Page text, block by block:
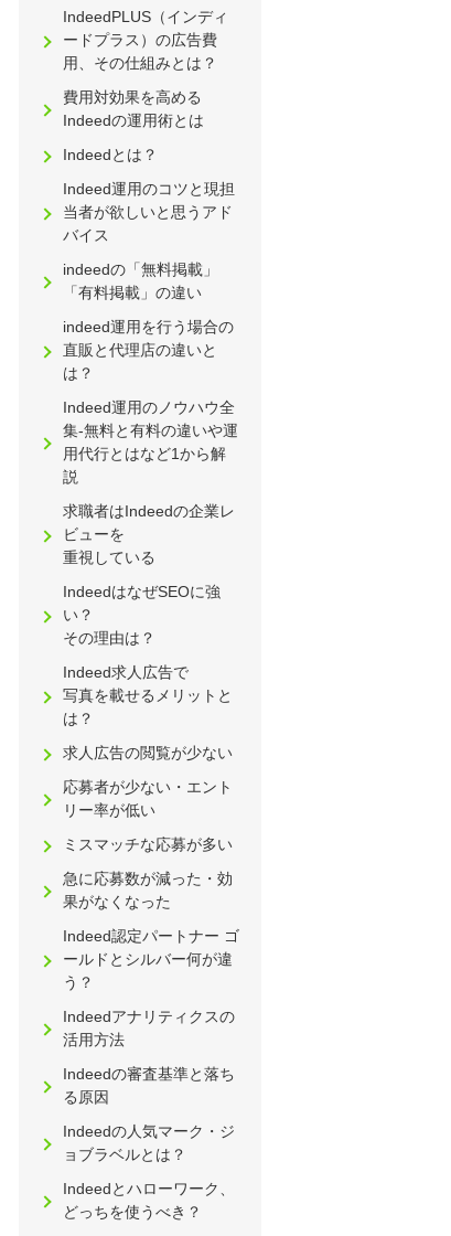
IndeedPLUS（インディ
ードプラス）の広告費
用、その仕組みとは？
費用対効果を高める
Indeedの運用術とは
Indeedとは？
Indeed運用のコツと現担
当者が欲しいと思うアド
バイス
indeedの「無料掲載」
「有料掲載」の違い
indeed運用を行う場合の
直販と代理店の違いと
は？
Indeed運用のノウハウ全
集-無料と有料の違いや運
用代行とはなど1から解
説
求職者はIndeedの企業レ
ビューを
重視している
IndeedはなぜSEOに強
い？
その理由は？
Indeed求人広告で
写真を載せるメリットと
は？
求人広告の閲覧が少ない
応募者が少ない・エント
リー率が低い
ミスマッチな応募が多い
急に応募数が減った・効
果がなくなった
Indeed認定パートナー ゴ
ールドとシルバー何が違
う？
Indeedアナリティクスの
活用方法
Indeedの審査基準と落ち
る原因
Indeedの人気マーク・ジ
ョブラベルとは？
Indeedとハローワーク、
どっちを使うべき？